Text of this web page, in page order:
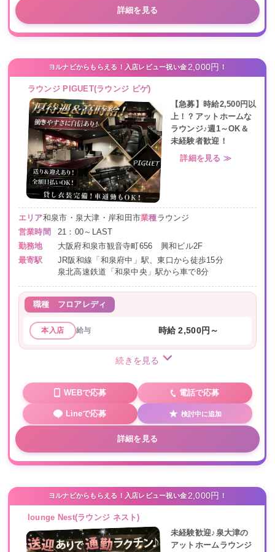
詳細を見る
ヨルナビからもらえる！入店レビュー祝い金 2,000円 ！
ラウンジ PIGUET(ラウンジ ピゲ)
【急募】時給2,500円以
上！？アットホームな
ラウンジ♪週1～OK＆
未経験者歓迎！
詳細を見る ≫
エリア和泉市・泉大津・岸和田市業種ラウンジ
営業時間
21：00～LAST
勤務地
大阪府和泉市観音寺町656 興和ビル2F
最寄駅
JR阪和線「和泉府中」駅、東口から徒歩15分
泉北高速鉄道「和泉中央」駅から車で8分
職種 フロアレディ
本入店 給与 時給 2,500円～
続きを見る
WEBで応募 電話で応募
Lineで応募 検討中に追加
詳細を見る
ヨルナビからもらえる！入店レビュー祝い金 2,000円 ！
lounge Nest(ラウンジ ネスト)
未経験歓迎♪泉大津の
アットホームラウンジ